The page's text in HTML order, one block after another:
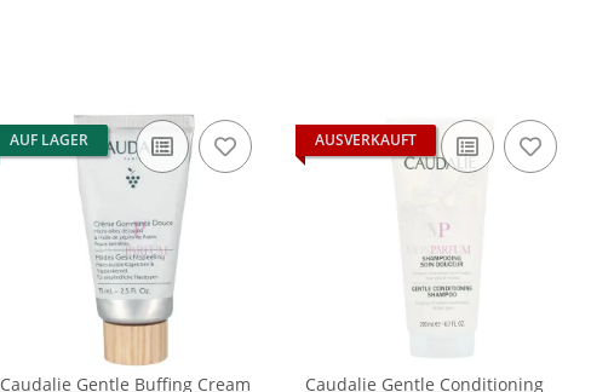
AUF LAGER
Caudalie Gentle Buffing Cream
AUSVERKAUFT
Caudalie Gentle Conditioning